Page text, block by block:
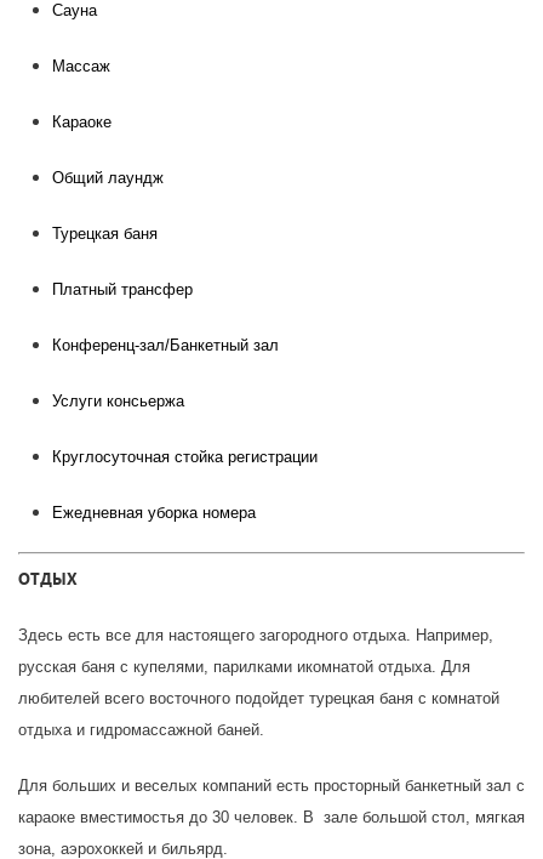
Сауна
Массаж
Караоке
Общий лаундж
Турецкая баня
Платный трансфер
Конференц-зал/Банкетный зал
Услуги консьержа
Круглосуточная стойка регистрации
Ежедневная уборка номера
ОТДЫХ
Здесь есть все для настоящего загородного отдыха. Например,
русская баня с купелями, парилками икомнатой отдыха. Для
любителей всего восточного подойдет турецкая баня с комнатой
отдыха и гидромассажной баней.
Для больших и веселых компаний есть просторный банкетный зал с
караоке вместимостья до 30 человек. В зале большой стол, мягкая
зона, аэрохоккей и бильярд.